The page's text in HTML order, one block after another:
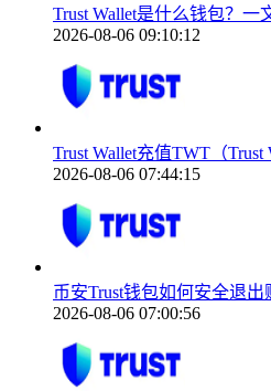
Trust Wallet是什么钱包？
2026-08-06 09:10:12
Trust Wallet充值TWT（
2026-08-06 07:44:15
币安Trust钱包如何安全退
2026-08-06 07:00:56